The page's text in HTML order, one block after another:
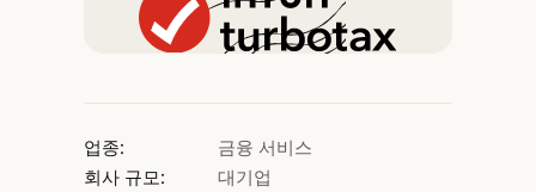
업종:
금융 서비스
회사 규모:
대기업